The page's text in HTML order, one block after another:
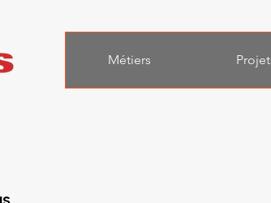
Métiers